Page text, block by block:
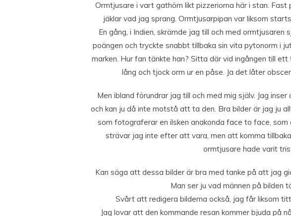
Ormtjusare i vart gathörn likt pizzeriorna här i stan.
jäklar vad jag sprang. Ormtjusarpipan var liksom
En gång, i Indien, skrämde jag till och med
poängen och tryckte snabbt tillbaka sin vita pytonorm i
marken. Hur fan tänkte han? Sitta där vid ingången till
lång och tjock orm ur en påse. Ja det låter
Men ibland förundrar jag till och med mig själv. Jag
och kan ju då inte motstå att ta den. Bra bilder är jag ju
som fotograferar en ilsken anakonda face to face,
strävar jag inte efter att vara, men att komma
ormtjusare hade varit
Kan säga att dessa bilder är bra med tanke på att jag
Man ser ju vad männen på bilden
Svårt att redigera bilderna också, jag får liksom
Jag lovar att den kommande resan kommer bjuda på